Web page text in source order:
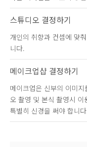
스튜디오 결정하기
개인의 취향과 컨셉에 맞
니다.
메이크업샵 결정하기
메이크업은 신부의 이미
오 촬영 및 본식 촬영시
특별히 신경을 써야 합니